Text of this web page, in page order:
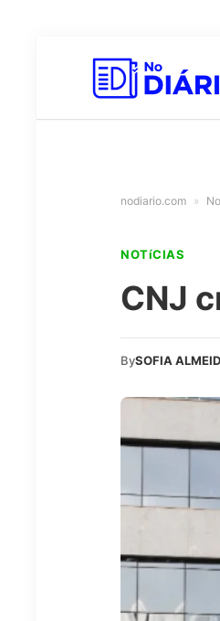
nodiario.com »
NOTíCIAS
CNJ
BySOFIA